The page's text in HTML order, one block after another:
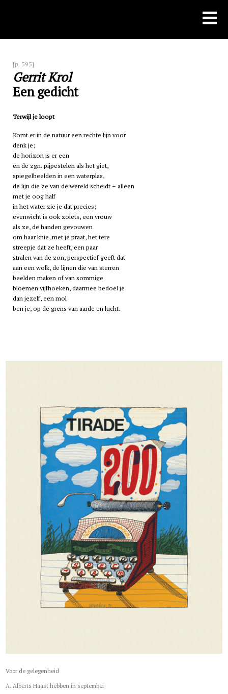
[p. 595]
Gerrit Krol
Een gedicht
Terwijl je loopt
Komt er in de natuur een rechte lijn voor
denk je;
de horizon is er een
en de zgn. pijpestelen als het giet,
spiegelbeelden in een waterplas,
de lijn die ze van de wereld scheidt – alleen
met je oog half
in het water zie je dat precies;
evenwicht is ook zoiets, een vrouw
als ze, de handen gevouwen
om haar knie, met je praat, het tere
streepje dat ze heeft, een paar
stralen van de zon, perspectief geeft dat
aan een wolk, de lijnen die van sterren
beelden maken of van sommige
bloemen vijfhoeken, daarmee bedoel je
dan jezelf, een mol
ben je, op de grens van aarde en lucht.
Voor de gelegenheid
A. Alberts Haast hebben in september